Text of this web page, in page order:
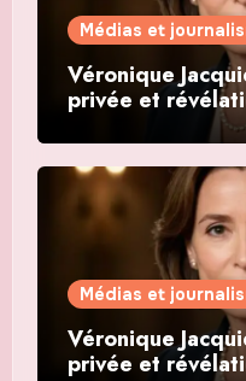
Médias et
Véronique
privée et
Médias et
Véronique
privée et